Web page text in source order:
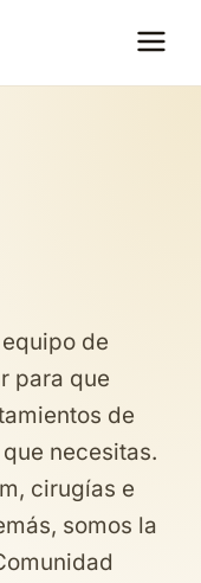
de
para que
de
necesitas.
cirugías e
somos la